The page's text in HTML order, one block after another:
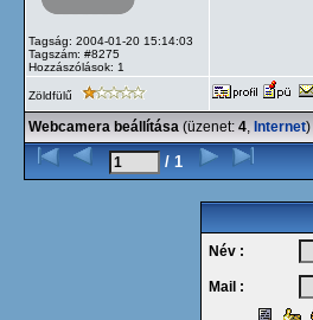
Tagság: 2004-01-20 15:14:03
Tagszám: #8275
Hozzászólások: 1
Zöldfülű
Webcamera beállítása (üzenet: 4, Internet)
/ 1
Név :
Mail :